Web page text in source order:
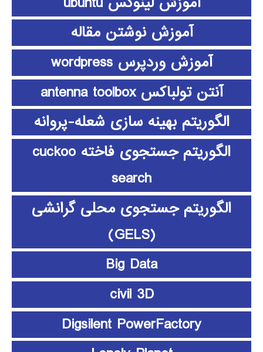
آموزش نوشتن مقاله
آموزش وردپرس wordpress
آنتن تولباکس antenna toolbox
الگوریتم بهینه سازی شعله-پروانه
الگوریتم جستجوی فاخته cuckoo
search
الگوریتم جستجوی محلی گرانشی
(GELS)
Big Data
civil 3D
Digsilent PowerFactory